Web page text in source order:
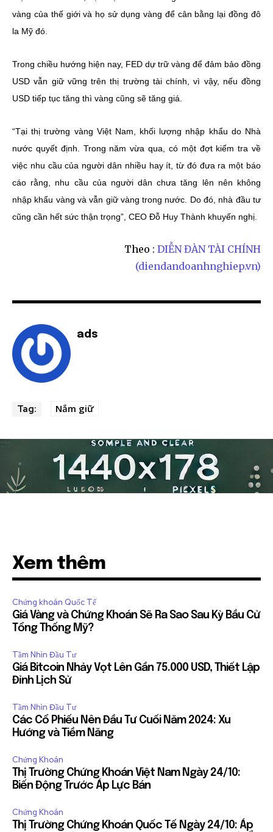
vàng của thế giới và họ sử dụng vàng để cân bằng lại đồng đô
la Mỹ đó.
Trong chiều hướng hiện nay, FED dự trữ vàng để đảm bảo đồng
USD vẫn giữ vững trên thị trường tài chính, vì vậy, nếu đồng
USD tiếp tục tăng thì vàng cũng sẽ tăng giá.
“Tại thị trường vàng Việt Nam, khối lượng nhập khẩu do Nhà
nước quyết định. Trong năm vừa qua, có một đợt kiểm tra về
việc nhu cầu của người dân nhiều hay ít, từ đó đưa ra một báo
cáo rằng, nhu cầu của người dân chưa tăng lên nên không
nhập khẩu vàng và vẫn giữ vàng trong nước. Do đó, nhà đầu tư
cũng cần hết sức thận trọng”, CEO Đỗ Huy Thành khuyến nghị.
Theo : DIỄN ĐÀN TÀI CHÍNH
(diendandoanhnghiep.vn)
ads
Tag: Nắm giữ
Xem thêm
Chứng khoán Quốc Tế
Giá Vàng và Chứng Khoán Sẽ Ra Sao Sau Kỳ Bầu Cử
Tổng Thống Mỹ?
Tầm Nhìn Đầu Tư
Giá Bitcoin Nhảy Vọt Lên Gần 75.000 USD, Thiết Lập
Đỉnh Lịch Sử
Tầm Nhìn Đầu Tư
Các Cổ Phiếu Nên Đầu Tư Cuối Năm 2024: Xu
Hướng và Tiềm Năng
Chứng Khoán
Thị Trường Chứng Khoán Việt Nam Ngày 24/10:
Biến Động Trước Áp Lực Bán
Chứng Khoán
Thị Trường Chứng Khoán Quốc Tế Ngày 24/10: Áp